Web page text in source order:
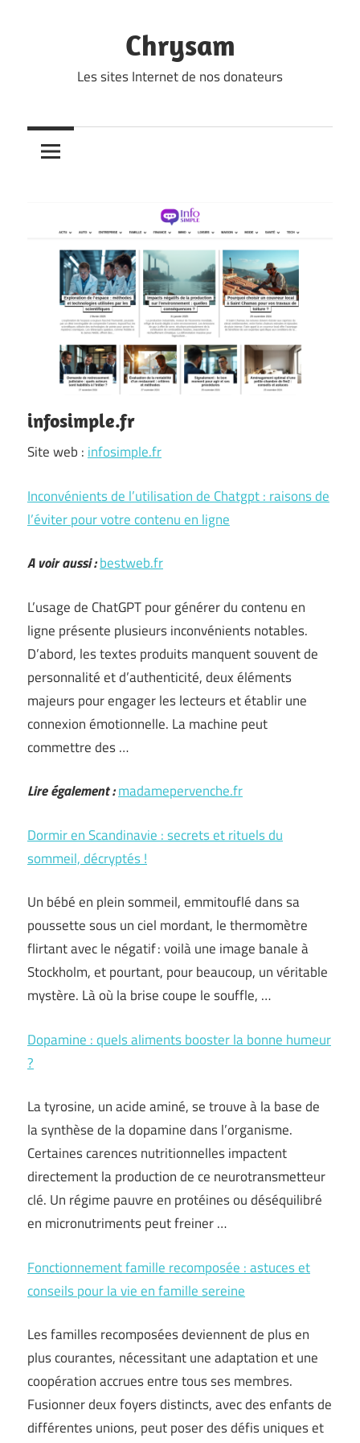
Chrysam
Les sites Internet de nos donateurs
infosimple.fr
Site web : infosimple.fr
Inconvénients de l’utilisation de Chatgpt : raisons de
l’éviter pour votre contenu en ligne
A voir aussi :bestweb.fr
L’usage de ChatGPT pour générer du contenu en
ligne présente plusieurs inconvénients notables.
D’abord, les textes produits manquent souvent de
personnalité et d’authenticité, deux éléments
majeurs pour engager les lecteurs et établir une
connexion émotionnelle. La machine peut
commettre des …
Lire également :madamepervenche.fr
Dormir en Scandinavie : secrets et rituels du
sommeil, décryptés !
Un bébé en plein sommeil, emmitouflé dans sa
poussette sous un ciel mordant, le thermomètre
flirtant avec le négatif : voilà une image banale à
Stockholm, et pourtant, pour beaucoup, un véritable
mystère. Là où la brise coupe le souffle, …
Dopamine : quels aliments booster la bonne humeur
?
La tyrosine, un acide aminé, se trouve à la base de
la synthèse de la dopamine dans l’organisme.
Certaines carences nutritionnelles impactent
directement la production de ce neurotransmetteur
clé. Un régime pauvre en protéines ou déséquilibré
en micronutriments peut freiner …
Fonctionnement famille recomposée : astuces et
conseils pour la vie en famille sereine
Les familles recomposées deviennent de plus en
plus courantes, nécessitant une adaptation et une
coopération accrues entre tous ses membres.
Fusionner deux foyers distincts, avec des enfants de
différentes unions, peut poser des défis uniques et